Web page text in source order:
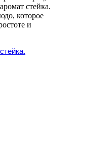
стейка.
которое
и